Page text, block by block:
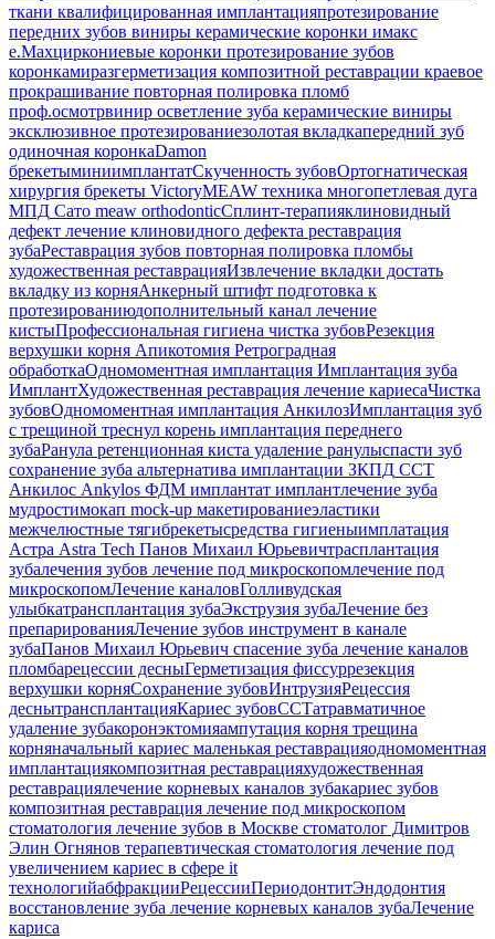
ткани квалифицированная имплантацияпротезирование
передних зубов виниры керамические коронки имакс
e.Maxциркониевые коронки протезирование зубов
коронкамиразгерметизация композитной реставрации краевое
прокрашивание повторная полировка пломб
проф.осмотрвинир осветление зуба керамические виниры
эксклюзивное протезированиезолотая вкладкапередний зуб
одиночная коронкаDamon
брекетыминиимплантатСкученность зубовОртогнатическая
хирургия брекеты VictoryMEAW техника многопетлевая дуга
МПД Сато meaw orthodonticСплинт-терапияклиновидный
дефект лечение клиновидного дефекта реставрация
зубаРеставрация зубов повторная полировка пломбы
художественная реставрацияИзвлечение вкладки достать
вкладку из корняАнкерный штифт подготовка к
протезированиюдополнительный канал лечение
кистыПрофессиональная гигиена чистка зубовРезекция
верхушки корня Апикотомия Ретроградная
обработкаОдномоментная имплантация Имплантация зуба
ИмплантХудожественная реставрация лечение кариесаЧистка
зубовОдномоментная имплантация АнкилозИмплантация зуб
с трещиной треснул корень имплантация переднего
зубаРанула ретенционная киста удаление ранулыспасти зуб
сохранение зуба альтернатива имплантации ЗКПД ССТ
Анкилос Ankylos ФДМ имплантат имплантлечение зуба
мудростимокап mock-up макетированиеэластики
межчелюстные тягибрекетысредства гигиеныимплатация
Астра Astra Tech Панов Михаил Юрьевичтрасплантация
зубалечения зубов лечение под микроскопомлечение под
микроскопомЛечение каналовГолливудская
улыбкатрансплантация зубаЭкструзия зубаЛечение без
препарированияЛечение зубов инструмент в канале
зубаПанов Михаил Юрьевич спасение зуба лечение каналов
пломбарецессии десныГерметизация фиссуррезекция
верхушки корняСохранение зубовИнтрузияРецессия
деснытрансплантацияКариес зубовССТатравматичное
удаление зубакоронэктомияампутация корня трещина
корняначальный кариес маленькая реставрацияодномоментная
имплантациякомпозитная реставрацияхудожественная
реставрациялечение корневых каналов зубакариес зубов
композитная реставрация лечение под микроскопом
стоматология лечение зубов в Москве стоматолог Димитров
Элин Огнянов терапевтическая стоматология лечение под
увеличением кариес в сфере it
технологийабфракцииРецессииПериодонтитЭндодонтия
восстановление зуба лечение корневых каналов зубаЛечение
кариса